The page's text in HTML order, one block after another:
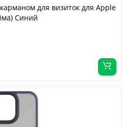
для визиток для Apple
Синий